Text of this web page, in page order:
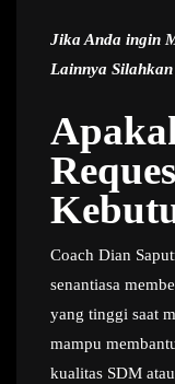
Jika Anda ingin
Lainnya Silahkan
Coach Dian
senantiasa
yang tinggi saat
mampu
kualitas SDM